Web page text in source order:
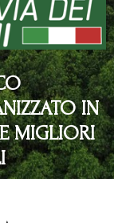
IN
MIGLIORI